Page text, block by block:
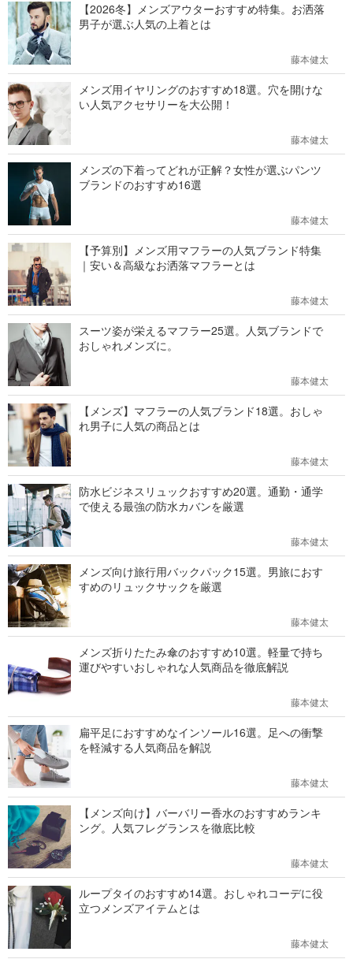
【2026冬】メンズアウターおすすめ特集。お洒落
男子が選ぶ人気の上着とは
藤本健太
メンズ用イヤリングのおすすめ18選。穴を開けな
い人気アクセサリーを大公開！
藤本健太
メンズの下着ってどれが正解？女性が選ぶパンツ
ブランドのおすすめ16選
藤本健太
【予算別】メンズ用マフラーの人気ブランド特集
｜安い＆高級なお洒落マフラーとは
藤本健太
スーツ姿が栄えるマフラー25選。人気ブランドで
おしゃれメンズに。
藤本健太
【メンズ】マフラーの人気ブランド18選。おしゃ
れ男子に人気の商品とは
藤本健太
防水ビジネスリュックおすすめ20選。通勤・通学
で使える最強の防水カバンを厳選
藤本健太
メンズ向け旅行用バックパック15選。男旅におす
すめのリュックサックを厳選
藤本健太
メンズ折りたたみ傘のおすすめ10選。軽量で持ち
運びやすいおしゃれな人気商品を徹底解説
藤本健太
扁平足におすすめなインソール16選。足への衝撃
を軽減する人気商品を解説
藤本健太
【メンズ向け】バーバリー香水のおすすめランキ
ング。人気フレグランスを徹底比較
藤本健太
ループタイのおすすめ14選。おしゃれコーデに役
立つメンズアイテムとは
藤本健太